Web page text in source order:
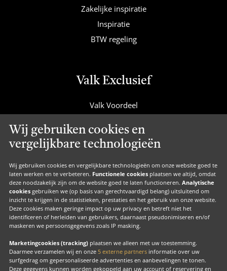
Wij gebruiken cookies en
vergelijkbare technologieën
Wij gebruiken cookies en vergelijkbare technologieën om onze website goed te
laten werken en te verbeteren. Functionele cookies plaatsen we altijd, omdat
deze noodzakelijk zijn om de website goed te laten functioneren. Analytische
cookies gebruiken we (op basis van gerechtvaardigd belang) uitsluitend om
inzicht te krijgen in de statistieken, prestaties en het gebruik van onze website.
Deze cookies maken geringe impact op uw privacy en betreft niet het
identificeren of herleiden van gebruikers, daarnaast pseudonimiseren en/of
maskeren we persoonsgegevens zoals IP masking.
Marketingcookies (tracking) plaatsen we alleen met uw toestemming.
Daarmee verzamelen wij en onze 5 externe partners informatie over uw
surfgedrag om gepersonaliseerde advertenties en aanbevelingen te tonen.
Deze gegevens kunnen worden gekoppeld aan uw account of reservering en
Zakelijke inspiratie
Inspiratie
BTW regeling
Valk Exclusief
Valk Voordeel
Valk Suites
Valk Jobs
Valk Exclusief Membership
Valk Voor Thuis
Valk Exclusief Zakelijk
MVO
Contact